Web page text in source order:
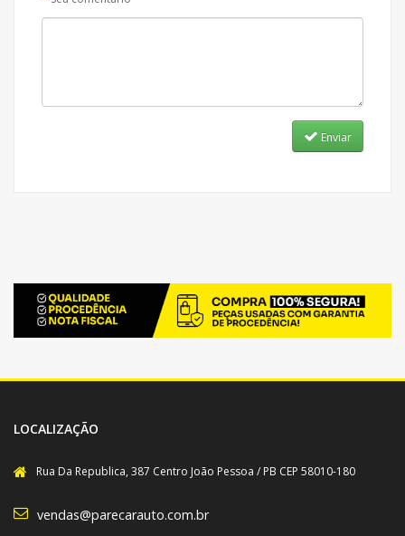
Enviar
LOCALIZAÇÃO
Rua Da Republica, 387 Centro João Pessoa / PB CEP 58010-180
vendas@parecarauto.com.br